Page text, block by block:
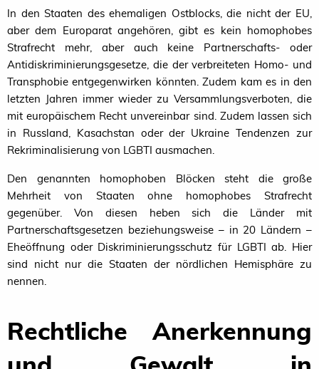
In den Staaten des ehemaligen Ostblocks, die nicht der EU,
aber dem Europarat angehören, gibt es kein homophobes
Strafrecht mehr, aber auch keine Partnerschafts- oder
Antidiskriminierungsgesetze, die der verbreiteten Homo- und
Transphobie entgegenwirken könnten. Zudem kam es in den
letzten Jahren immer wieder zu Versammlungsverboten, die
mit europäischem Recht unvereinbar sind. Zudem lassen sich
in Russland, Kasachstan oder der Ukraine Tendenzen zur
Rekriminalisierung von LGBTI ausmachen.
Den genannten homophoben Blöcken steht die große
Mehrheit von Staaten ohne homophobes Strafrecht
gegenüber. Von diesen heben sich die Länder mit
Partnerschaftsgesetzen beziehungsweise – in 20 Ländern –
Eheöffnung oder Diskriminierungsschutz für LGBTI ab. Hier
sind nicht nur die Staaten der nördlichen Hemisphäre zu
nennen.
Rechtliche Anerkennung